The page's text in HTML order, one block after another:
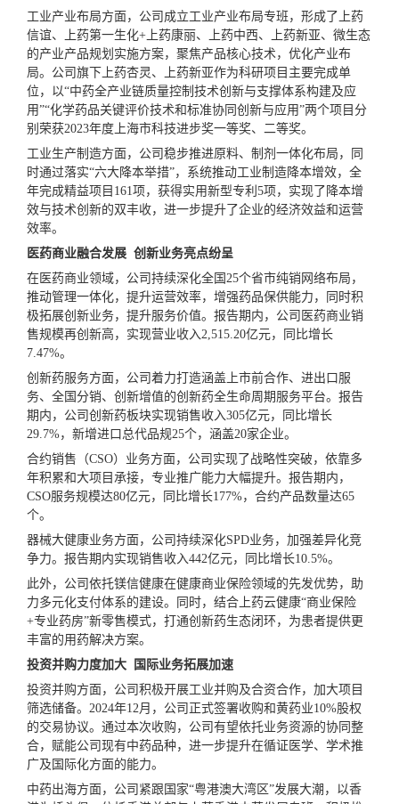
工业产业布局方面，公司成立工业产业布局专班，形成了上药
信谊、上药第一生化+上药康丽、上药中西、上药新亚、微生态
的产业产品规划实施方案，聚焦产品核心技术，优化产业布
局。公司旗下上药杏灵、上药新亚作为科研项目主要完成单
位，以“中药全产业链质量控制技术创新与支撑体系构建及应
用”“化学药品关键评价技术和标准协同创新与应用”两个项目分
别荣获2023年度上海市科技进步奖一等奖、二等奖。
工业生产制造方面，公司稳步推进原料、制剂一体化布局，同
时通过落实“六大降本举措”，系统推动工业制造降本增效，全
年完成精益项目161项，获得实用新型专利5项，实现了降本增
效与技术创新的双丰收，进一步提升了企业的经济效益和运营
效率。
医药商业融合发展 创新业务亮点纷呈
在医药商业领域，公司持续深化全国25个省市纯销网络布局，
推动管理一体化，提升运营效率，增强药品保供能力，同时积
极拓展创新业务，提升服务价值。报告期内，公司医药商业销
售规模再创新高，实现营业收入2,515.20亿元，同比增长
7.47%。
创新药服务方面，公司着力打造涵盖上市前合作、进出口服
务、全国分销、创新增值的创新药全生命周期服务平台。报告
期内，公司创新药板块实现销售收入305亿元，同比增长
29.7%，新增进口总代品规25个，涵盖20家企业。
合约销售（CSO）业务方面，公司实现了战略性突破，依靠多
年积累和大项目承接，专业推广能力大幅提升。报告期内，
CSO服务规模达80亿元，同比增长177%，合约产品数量达65
个。
器械大健康业务方面，公司持续深化SPD业务，加强差异化竞
争力。报告期内实现销售收入442亿元，同比增长10.5%。
此外，公司依托镁信健康在健康商业保险领域的先发优势，助
力多元化支付体系的建设。同时，结合上药云健康“商业保险
+专业药房”新零售模式，打通创新药生态闭环，为患者提供更
丰富的用药解决方案。
投资并购力度加大 国际业务拓展加速
投资并购方面，公司积极开展工业并购及合资合作，加大项目
筛选储备。2024年12月，公司正式签署收购和黄药业10%股权
的交易协议。通过本次收购，公司有望依托业务资源的协同整
合，赋能公司现有中药品种，进一步提升在循证医学、学术推
广及国际化方面的能力。
中药出海方面，公司紧跟国家“粤港澳大湾区”发展大潮，以香